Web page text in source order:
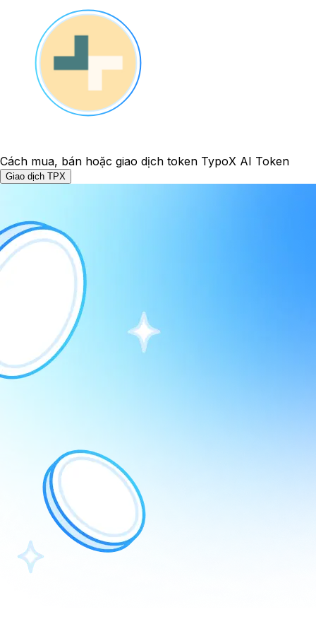
Cách mua, bán hoặc giao dịch token TypoX AI Token
Giao dịch TPX